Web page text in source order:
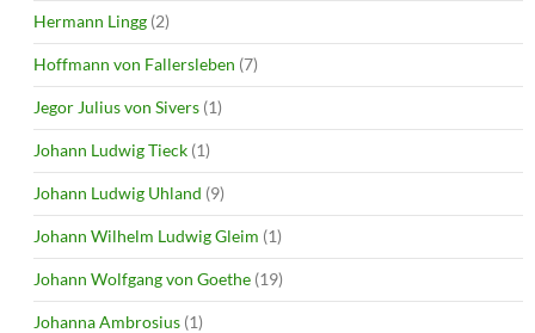
Hermann Lingg (2)
Hoffmann von Fallersleben (7)
Jegor Julius von Sivers (1)
Johann Ludwig Tieck (1)
Johann Ludwig Uhland (9)
Johann Wilhelm Ludwig Gleim (1)
Johann Wolfgang von Goethe (19)
Johanna Ambrosius (1)